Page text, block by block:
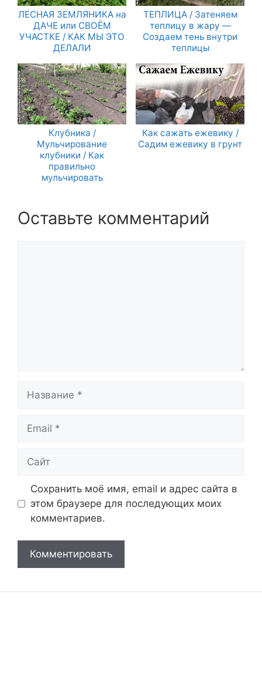
ЛЕСНАЯ ЗЕМЛЯНИКА на
ДАЧЕ или СВОЁМ
УЧАСТКЕ / КАК МЫ ЭТО
ДЕЛАЛИ
ТЕПЛИЦА / Затеняем
теплицу в жару —
Создаем тень внутри
теплицы
Клубника /
Мульчирование
клубники / Как
правильно
мульчировать
Как сажать ежевику /
Садим ежевику в грунт
Оставьте комментарий
Сохранить моё имя, email и адрес сайта в
этом браузере для последующих моих
комментариев.